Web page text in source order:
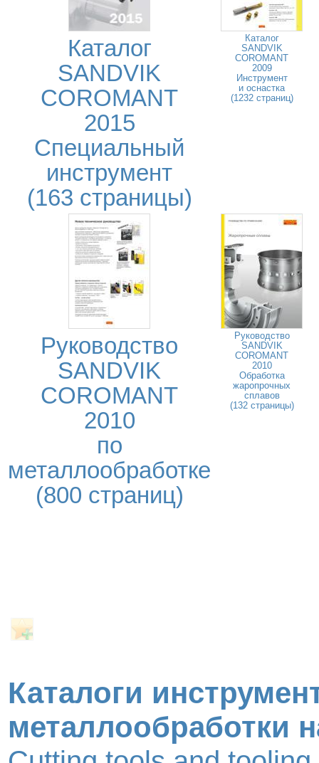
Каталог
SANDVIK
COROMANT
2015
Специальный
инструмент
(163 страницы)
Каталог
SANDVIK
COROMANT
2009
Инструмент
и оснастка
(1232 страниц)
Руководство
SANDVIK
COROMANT
2010
по
металлообработке
(800 страниц)
Руководство
SANDVIK
COROMANT
2010
Обработка
жаропрочных
сплавов
(132 страницы)
Каталоги
металлообработки